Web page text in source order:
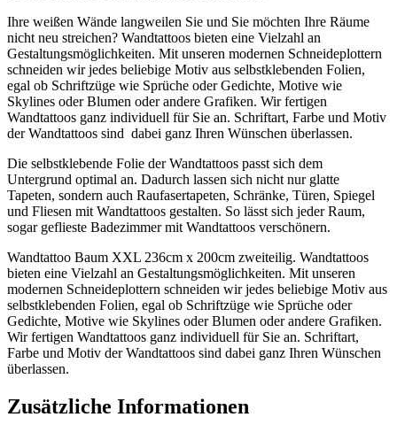
Ihre weißen Wände langweilen Sie und Sie möchten Ihre Räume
nicht neu streichen? Wandtattoos bieten eine Vielzahl an
Gestaltungsmöglichkeiten. Mit unseren modernen Schneideplottern
schneiden wir jedes beliebige Motiv aus selbstklebenden Folien,
egal ob Schriftzüge wie Sprüche oder Gedichte, Motive wie
Skylines oder Blumen oder andere Grafiken. Wir fertigen
Wandtattoos ganz individuell für Sie an. Schriftart, Farbe und Motiv
der Wandtattoos sind dabei ganz Ihren Wünschen überlassen.
Die selbstklebende Folie der Wandtattoos passt sich dem
Untergrund optimal an. Dadurch lassen sich nicht nur glatte
Tapeten, sondern auch Raufasertapeten, Schränke, Türen, Spiegel
und Fliesen mit Wandtattoos gestalten. So lässt sich jeder Raum,
sogar geflieste Badezimmer mit Wandtattoos verschönern.
Wandtattoo Baum XXL 236cm x 200cm zweiteilig. Wandtattoos
bieten eine Vielzahl an Gestaltungsmöglichkeiten. Mit unseren
modernen Schneideplottern schneiden wir jedes beliebige Motiv aus
selbstklebenden Folien, egal ob Schriftzüge wie Sprüche oder
Gedichte, Motive wie Skylines oder Blumen oder andere Grafiken.
Wir fertigen Wandtattoos ganz individuell für Sie an. Schriftart,
Farbe und Motiv der Wandtattoos sind dabei ganz Ihren Wünschen
überlassen.
Zusätzliche Informationen